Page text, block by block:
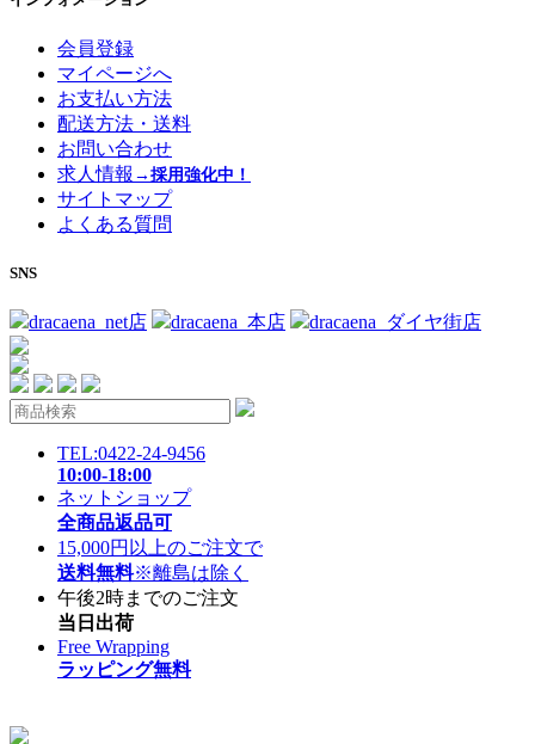
会員登録
マイページへ
お支払い方法
配送方法・送料
お問い合わせ
求人情報 →採用強化中！
サイトマップ
よくある質問
SNS
dracaena_net店 dracaena_本店 dracaena_ダイヤ街店
TEL:0422-24-9456
10:00-18:00
ネットショップ
全商品返品可
15,000円以上のご注文で
送料無料※離島は除く
午後2時までのご注文
当日出荷
Free Wrapping
ラッピング無料